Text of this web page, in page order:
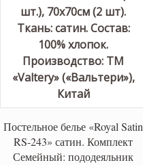
Постельное белье «Royal Satin
RS-243» сатин. Комплект
Семейный: пододеяльник